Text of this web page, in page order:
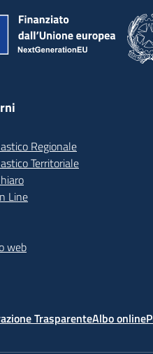
Regionale
Territoriale
Line
web
TrasparenteAlbo online